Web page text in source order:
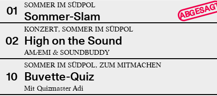
01 SOMMER IM SÜDPOL
Sommer-Slam
02
KONZERT, SOMMER IM SÜDPOL
High on the Sound
AMÆMI & SOUNDBUDDY
10
SOMMER IM SÜDPOL, ZUM MITMACHEN
Buvette-Quiz
Mit Quizmaster Adi